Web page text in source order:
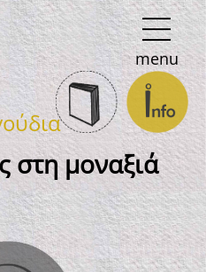
menu
στη μοναξιά